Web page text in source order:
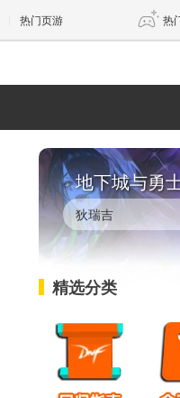
热门页游 热
天堂 剑网3旗舰版 新
王权与自由 诛仙世界
地下城与勇
精选分类